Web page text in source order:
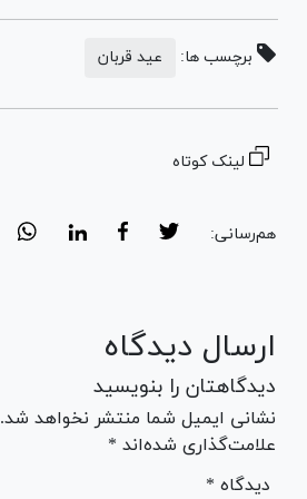
برچسب ها: عید قربان
لینک کوتاه
هم‌رسانی:
ارسال دیدگاه
دیدگاهتان را بنویسید
نشانی ایمیل شما منتشر نخواهد
علامت‌گذاری شده‌اند *
* دیدگاه